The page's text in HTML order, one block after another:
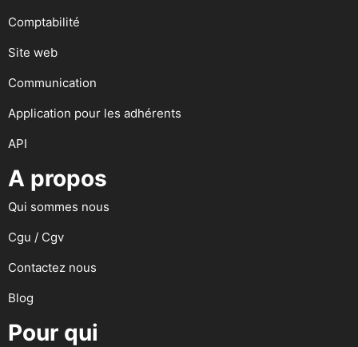
Comptabilité
Site web
Communication
Application pour les adhérents
API
A propos
Qui sommes nous
Cgu / Cgv
Contactez nous
Blog
Pour qui